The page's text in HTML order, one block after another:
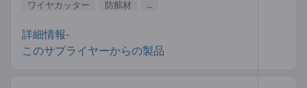
ワイヤカッター 防舷材 ...
詳細情報-
このサプライヤーからの製品